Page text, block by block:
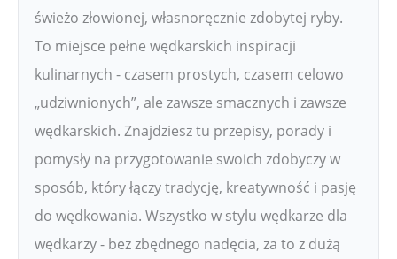
świeżo złowionej, własnoręcznie zdobytej ryby.
To miejsce pełne wędkarskich inspiracji
kulinarnych - czasem prostych, czasem celowo
„udziwnionych”, ale zawsze smacznych i zawsze
wędkarskich. Znajdziesz tu przepisy, porady i
pomysły na przygotowanie swoich zdobyczy w
sposób, który łączy tradycję, kreatywność i pasję
do wędkowania. Wszystko w stylu wędkarze dla
wędkarzy - bez zbędnego nadęcia, za to z dużą